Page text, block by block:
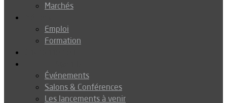
Marchés
Emploi
Formation
Événements
Salons & Conférences
Les lancements à venir